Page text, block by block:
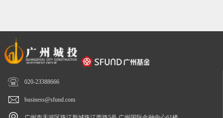
 020-23388666
 business@sfund.com